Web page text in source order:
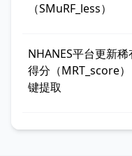
（SMuRF_less）
NHANES平台更新
得分（MRT_score
键提取